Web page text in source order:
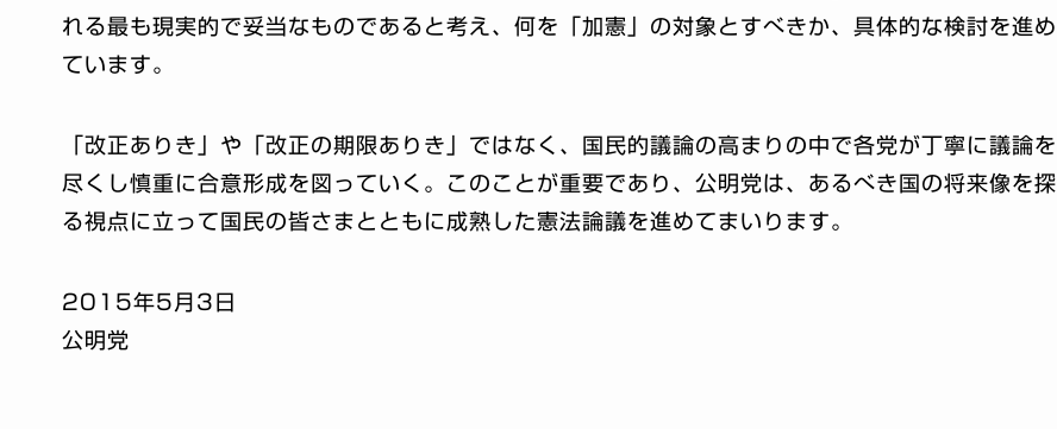
れる最も現実的で妥当なものであると考え、何を「加憲」の対象とすべきか、具体的な検討を進め
ています。
「改正ありき」や「改正の期限ありき」ではなく、国民的議論の高まりの中で各党が丁寧に議論を
尽くし慎重に合意形成を図っていく。このことが重要であり、公明党は、あるべき国の将来像を探
る視点に立って国民の皆さまとともに成熟した憲法論議を進めてまいります。
2015年5月3日
公明党